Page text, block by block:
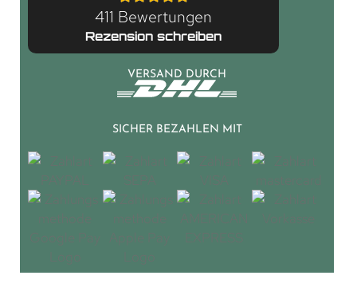
411 Bewertungen
Rezension schreiben
VERSAND DURCH
SICHER BEZAHLEN MIT